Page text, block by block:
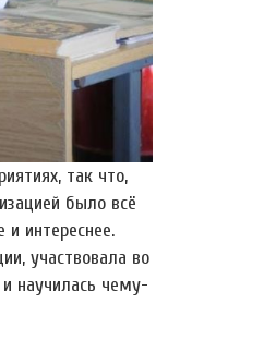
так что,
было всё
интереснее.
участвовала во
и научилась чему-